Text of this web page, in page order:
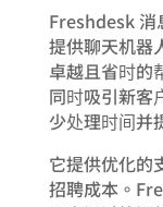
Freshdesk 消
提供聊天机器
卓越且省时的
同时吸引新客
少处理时间并
它提供优化的
招聘成本。